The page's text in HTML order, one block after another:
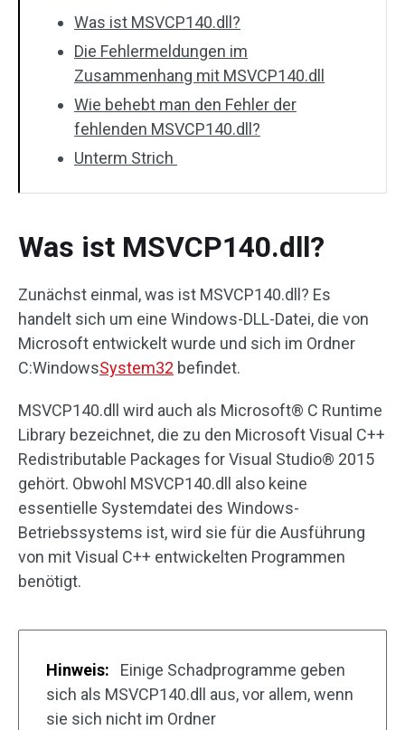
Was ist MSVCP140.dll?
Die Fehlermeldungen im
Zusammenhang mit MSVCP140.dll
Wie behebt man den Fehler der
fehlenden MSVCP140.dll?
Unterm Strich
Was ist MSVCP140.dll?
Zunächst einmal, was ist MSVCP140.dll? Es
handelt sich um eine Windows-DLL-Datei, die von
Microsoft entwickelt wurde und sich im Ordner
C:WindowsSystem32 befindet.
MSVCP140.dll wird auch als Microsoft® C Runtime
Library bezeichnet, die zu den Microsoft Visual C++
Redistributable Packages for Visual Studio® 2015
gehört. Obwohl MSVCP140.dll also keine
essentielle Systemdatei des Windows-
Betriebssystems ist, wird sie für die Ausführung
von mit Visual C++ entwickelten Programmen
benötigt.
Hinweis:
Einige Schadprogramme geben
sich als MSVCP140.dll aus, vor allem, wenn
sie sich nicht im Ordner